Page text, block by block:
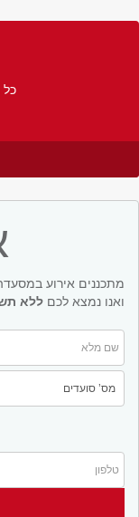
כל
מתכננים אירוע
ואנו נמצא לכם ללא